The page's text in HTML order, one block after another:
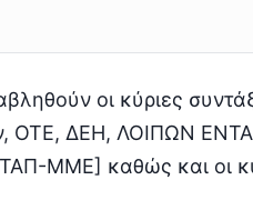
οι κύριες
ΟΤΕ, ΔΕΗ, ΛΟΙΠΩΝ
ΜΜΕ] καθώς και οι